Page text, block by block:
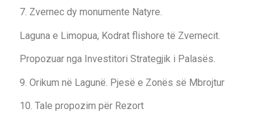
7. Zvernec dy monumente Natyre.
Laguna e Limopua, Kodrat flishore të Zvernecit.
Propozuar nga Investitori Strategjik i Palasës.
9. Orikum në Lagunë. Pjesë e Zonës së Mbrojtur
10. Tale propozim për Rezort